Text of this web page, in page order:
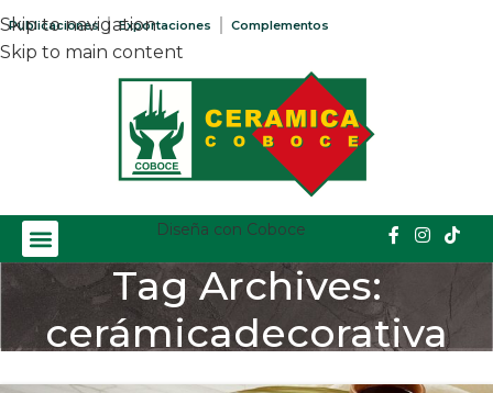
Skip to navigation
Skip to main content
Publicaciones Exportaciones Complementos
Diseña con Coboce
Tag Archives:
cerámicadecorativa